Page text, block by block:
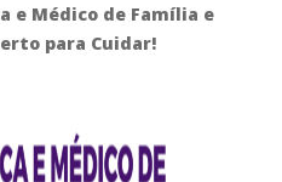
e Médico de Família e
para Cuidar!